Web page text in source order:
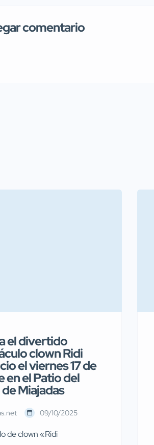
comentario
el divertido
clown Ridi
el viernes 17 de
en el Patio del
Miajadas
09/10/2025
de clown «Ridi